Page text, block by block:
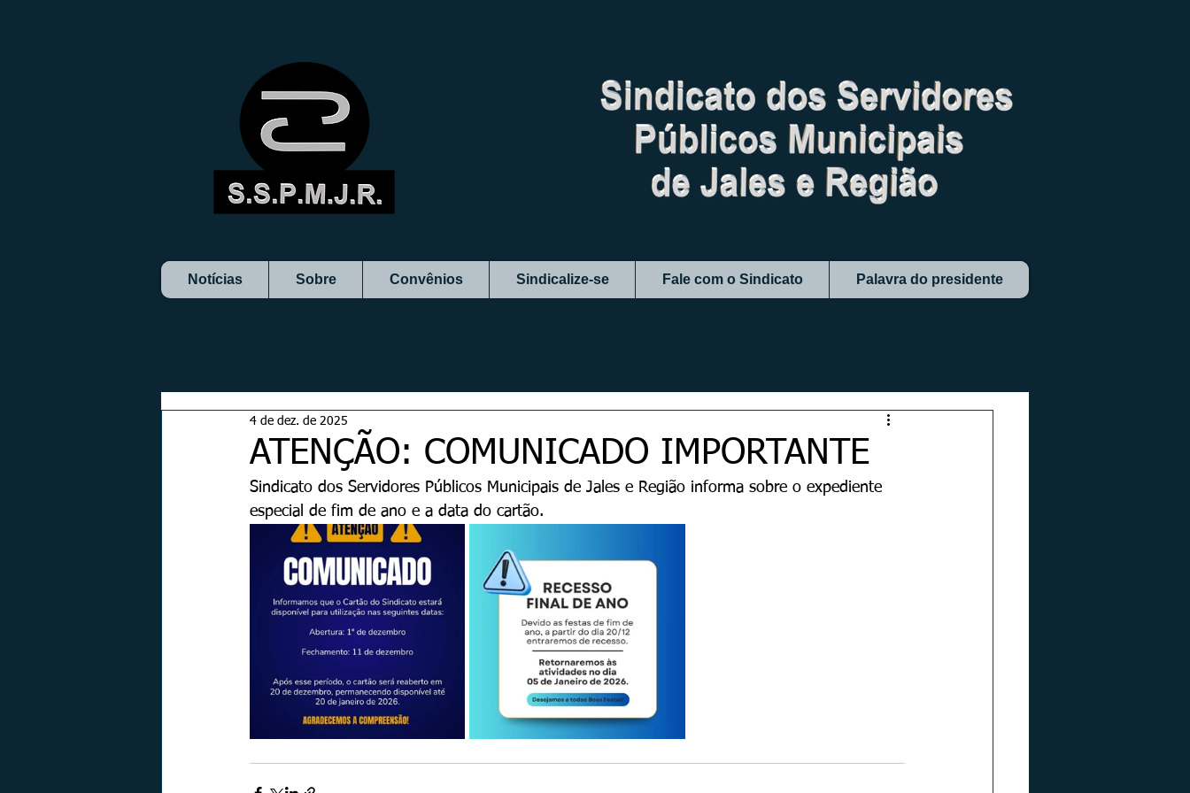
Notícias Sobre Convênios Sindicalize-se Fale com o Sindicato Palavra do presidente
ATENÇÃO: COMUNICADO IMPORTANTE
4 de dez. de 2025
Sindicato dos Servidores Públicos Municipais de Jales e Região informa sobre o expediente
especial de fim de ano e a data do cartão.